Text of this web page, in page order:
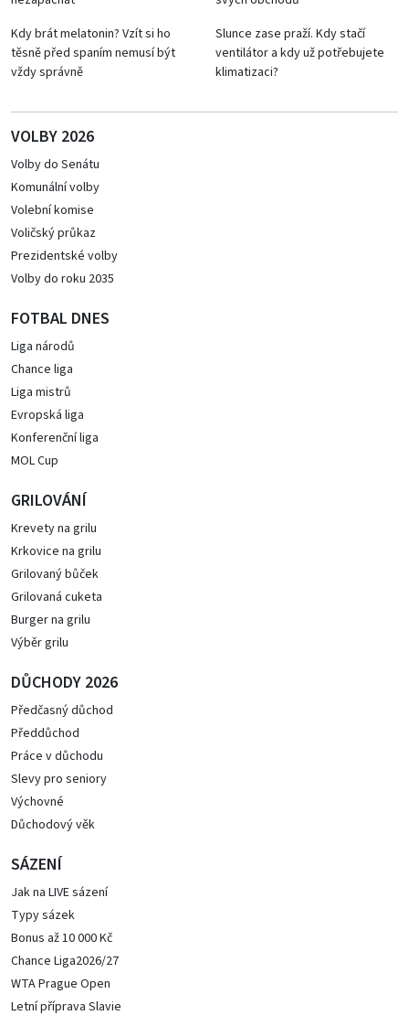
Kdy brát melatonin? Vzít si ho
těsně před spaním nemusí být
vždy správně
Slunce zase praží. Kdy stačí
ventilátor a kdy už potřebujete
klimatizaci?
VOLBY 2026
Volby do Senátu
Komunální volby
Volební komise
Voličský průkaz
Prezidentské volby
Volby do roku 2035
FOTBAL DNES
Liga národů
Chance liga
Liga mistrů
Evropská liga
Konferenční liga
MOL Cup
GRILOVÁNÍ
Krevety na grilu
Krkovice na grilu
Grilovaný bůček
Grilovaná cuketa
Burger na grilu
Výběr grilu
DŮCHODY 2026
Předčasný důchod
Předdůchod
Práce v důchodu
Slevy pro seniory
Výchovné
Důchodový věk
SÁZENÍ
Jak na LIVE sázení
Typy sázek
Bonus až 10 000 Kč
Chance Liga2026/27
WTA Prague Open
Letní příprava Slavie